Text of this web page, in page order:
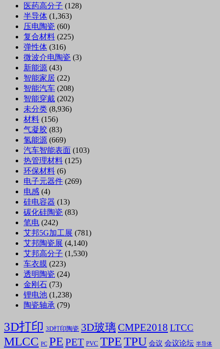
医药高分子 (128)
半导体 (1,363)
压电陶瓷 (60)
复合材料 (225)
弹性体 (316)
微波介电陶瓷 (3)
新能源 (43)
智能家居 (22)
智能汽车 (208)
智能穿戴 (202)
未分类 (8,936)
材料 (156)
气凝胶 (83)
氢能源 (669)
汽车智能表面 (103)
热管理材料 (125)
环保材料 (6)
电子元器件 (269)
电感 (4)
硅电容器 (13)
碳化硅陶瓷 (83)
笔电 (242)
艾邦5G加工展 (781)
艾邦陶瓷展 (4,140)
艾邦高分子 (1,530)
车衣膜 (223)
透明陶瓷 (24)
金刚石 (73)
锂电池 (1,238)
陶瓷轴承 (79)
3D打印 3D打印陶瓷 3D玻璃 CMPE2018 LTCC
MLCC PC PE PET PVC TPETPU 会议 会议论坛 半导体